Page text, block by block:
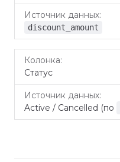
discount_amount
Статус
Active / Cancelled (по